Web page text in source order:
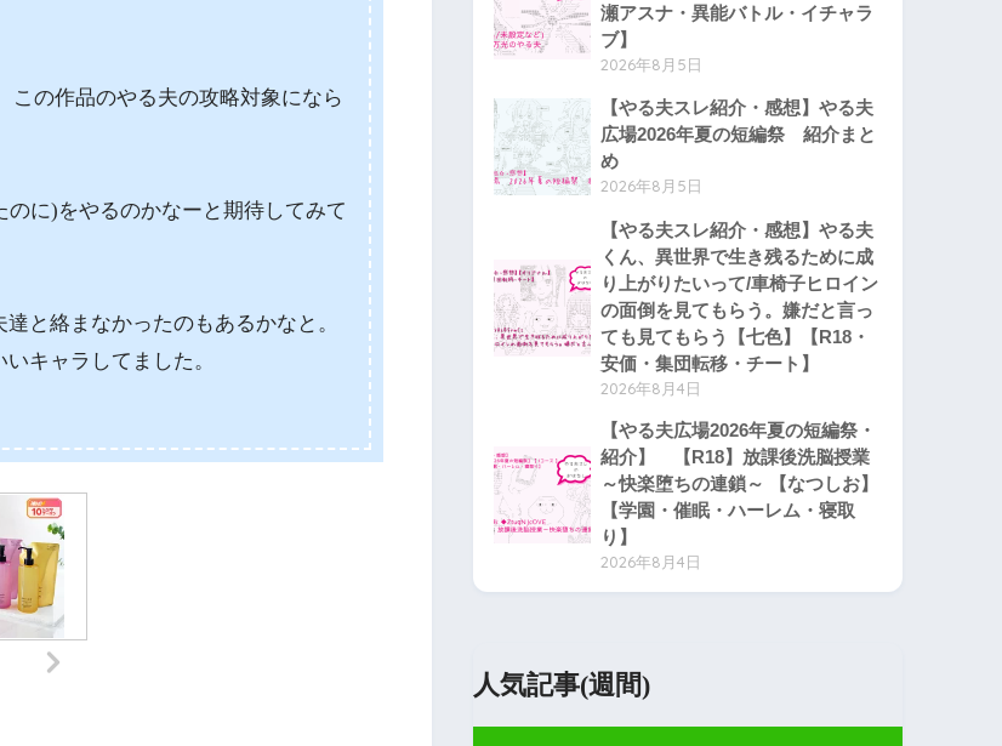
この作品のやる夫の攻略対象になら
に)をやるのかなーと期待してみて
と絡まなかったのもあるかなと。
キャラしてました。
瀬アスナ・異能バトル・イチャラ
ブ】
2026年8月5日
【やる夫スレ紹介・感想】やる夫
広場2026年夏の短編祭 紹介まと
め
2026年8月5日
【やる夫スレ紹介・感想】やる夫
くん、異世界で生き残るために成
り上がりたいって/車椅子ヒロイン
の面倒を見てもらう。嫌だと言っ
ても見てもらう【七色】【R18・
安価・集団転移・チート】
2026年8月4日
【やる夫広場2026年夏の短編祭・
紹介】 【R18】放課後洗脳授業
～快楽堕ちの連鎖～ 【なつしお】
【学園・催眠・ハーレム・寝取
り】
2026年8月4日
人気記事(週間)